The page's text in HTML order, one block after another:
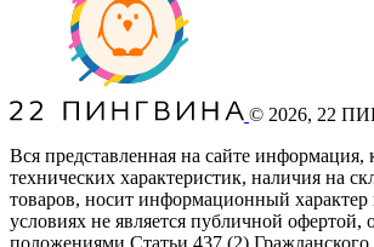
© 2026, 22
Вся представленная на сайте информация,
технических характеристик, наличия на
товаров, носит информационный
условиях не является публичной офертой,
положениями Статьи 437 (2) Гражданского